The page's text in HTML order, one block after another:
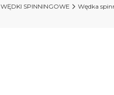
WĘDKI SPINNINGOWE Wędka